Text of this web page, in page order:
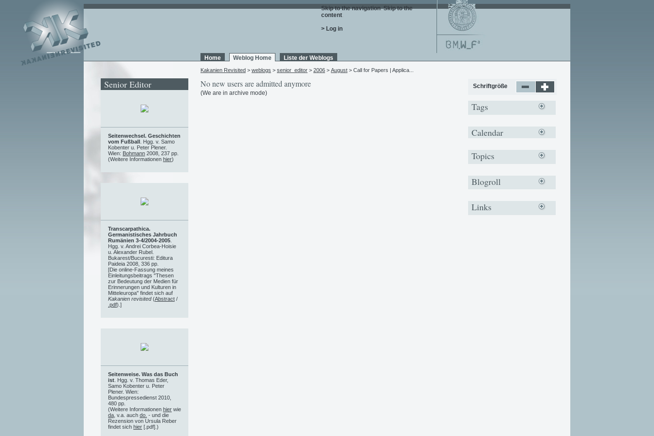
Skip to the navigation. Skip to the
content.
> Log in
Home Weblog Home Liste der Weblogs
Kakanien Revisited > weblogs > senior_editor > 2006 > August > Call for Papers | Applica...
No new users are admitted anymore
(We are in archive mode)
Senior Editor
Seitenwechsel. Geschichten
vom Fußball . Hgg. v. Samo
Kobenter u. Peter Plener.
Wien: Bohmann 2008, 237 pp.
(Weitere Informationen hier)
Transcarpathica.
Germanistisches Jahrbuch
Rumänien 3-4/2004-2005
Hgg. v. Andrei Corbea-Hoisie
u. Alexander Rubel.
Bukarest/Bucuresti: Editura
Paideia 2008, 336 pp.
[Die online-Fassung meines
Einleitungsbeitrags "Thesen
zur Bedeutung der Medien für
Erinnerungen und Kulturen in
Mitteleuropa" findet sich auf
Kakanien revisited(Abstract /
.pdf).]
Seitenweise. Was das Buch
ist . Hgg. v. Thomas Eder,
Samo Kobenter u. Peter
Plener. Wien:
Bundespressedienst 2010,
480 pp.
(Weitere Informationen hier wie
da , v.a. auch do. - und die
Rezension von Ursula Reber
findet sich hier [.pdf].)
Schriftgröße
Tags
Calendar
Topics
Blogroll
Links